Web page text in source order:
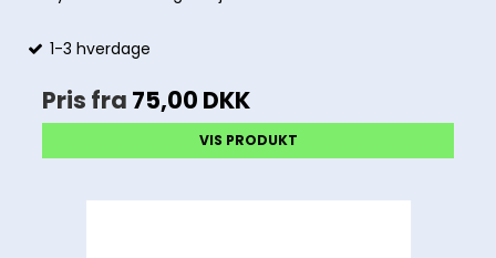
1-3 hverdage
Pris fra 75,00 DKK
VIS PRODUKT